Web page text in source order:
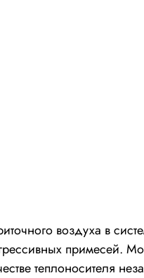
воздуха в
примесей.
теплоносителя